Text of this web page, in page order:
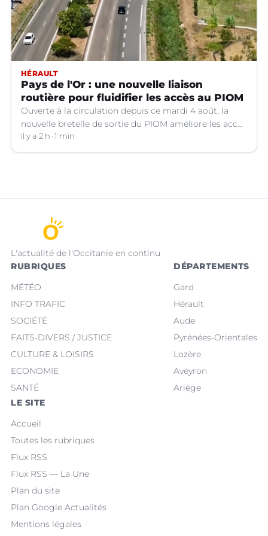
HÉRAULT
Pays de l'Or : une nouvelle liaison
routière pour fluidifier les accès au PIOM
Ouverte à la circulation depuis ce mardi 4 août, la
nouvelle bretelle de sortie du PIOM améliore les accès
à la zone d'activités et facilite les déplacements
quotidiens.
il y a 2 h 1 min
L'actualité de l'Occitanie en continu
RUBRIQUES
MÉTÉO
INFO TRAFIC
SOCIÉTÉ
FAITS-DIVERS / JUSTICE
CULTURE & LOISIRS
ECONOMIE
SANTÉ
DÉPARTEMENTS
Gard
Hérault
Aude
Pyrénées-Orientales
Lozère
Aveyron
Ariège
LE SITE
Accueil
Toutes les rubriques
Flux RSS
Flux RSS — La Une
Plan du site
Plan Google Actualités
Mentions légales